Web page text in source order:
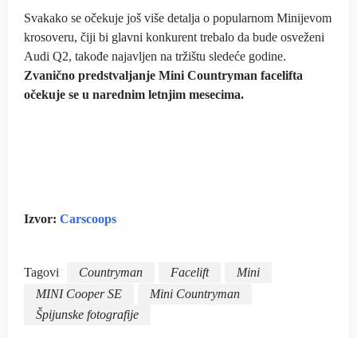
Svakako se očekuje još više detalja o popularnom Minijevom
krosoveru, čiji bi glavni konkurent trebalo da bude osveženi
Audi Q2, takođe najavljen na tržištu sledeće godine.
Zvanično predstvaljanje Mini Countryman facelifta
očekuje se u narednim letnjim mesecima.
Izvor: Carscoops
Tagovi Countryman Facelift
Mini
MINI Cooper SE
Mini Countryman
Špijunske fotografije